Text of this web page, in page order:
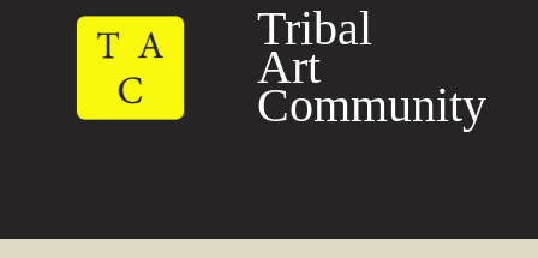
Tribal
Art
Community